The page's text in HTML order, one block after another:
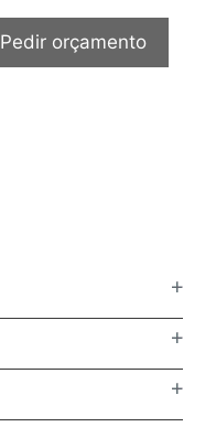
Pedir orçamento